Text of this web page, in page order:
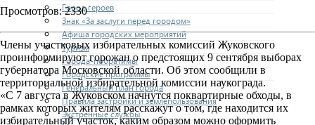
Город героев
Знак «За заслуги перед городом»
Афиша городских мероприятий
Туризм
Города-побратимы
Городские программы
Генеральный план города
Правила застройки и землепользования
Экстренные службы
Просмотров: 2330
Члены участковых избирательных комиссий Жуковского
проинформируют горожан о предстоящих 9 сентября выборах
губернатора Московской области. Об этом сообщили в
территориальной избирательной комиссии наукограда.
«С 7 августа в Жуковском начнутся поквартирные обходы, в
рамках которых жителям расскажут о том, где находится их
избирательный участок, каким образом можно оформить